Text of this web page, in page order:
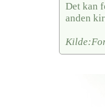
Det kan
anden